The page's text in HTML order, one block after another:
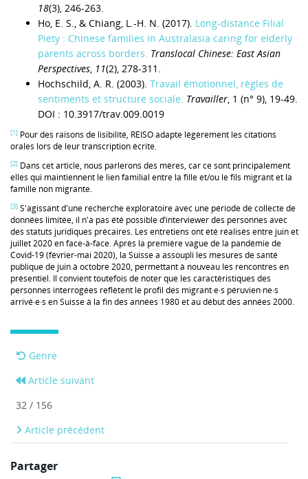
18(3), 246-263.
Ho, E. S., & Chiang, L.-H. N. (2017). Long-distance Filial
Piety : Chinese families in Australasia caring for elderly
parents across borders. Translocal Chinese: East Asian
Perspectives, 11(2), 278-311.
Hochschild, A. R. (2003). Travail émotionnel, règles de
sentiments et structure sociale. Travailler, 1 (n° 9), 19-49.
DOI : 10.3917/trav.009.0019
[1] Pour des raisons de lisibilité, REISO adapte légèrement les citations
orales lors de leur transcription écrite.
[2] Dans cet article, nous parlerons des mères, car ce sont principalement
elles qui maintiennent le lien familial entre la fille et/ou le fils migrant et la
famille non migrante.
[3] S'agissant d'une recherche exploratoire avec une période de collecte de
données limitée, il n'a pas été possible d’interviewer des personnes avec
des statuts juridiques précaires. Les entretiens ont été réalisés entre juin et
juillet 2020 en face-à-face. Après la première vague de la pandémie de
Covid-19 (février-mai 2020), la Suisse a assoupli les mesures de santé
publique de juin à octobre 2020, permettant à nouveau les rencontres en
présentiel. Il convient toutefois de noter que les caractéristiques des
personnes interrogées reflètent le profil des migrant·e·s péruvien·ne·s
arrivé·e·s en Suisse à la fin des années 1980 et au début des années 2000.
Genre
Article suivant
32 / 156
Article précédent
Partager